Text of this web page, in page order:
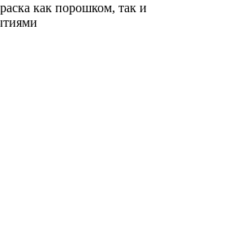
как порошком, так и